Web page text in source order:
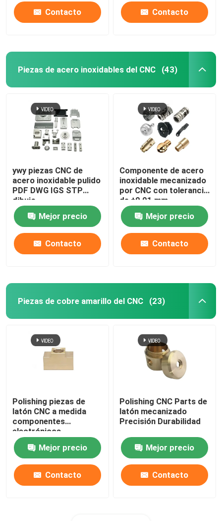
Contacto Contacto
Piezas de acero inoxidables del CNC (43)
ywy piezas CNC de
acero inoxidable pulido
PDF DWG IGS STP
dibujo
Mejor precio
Contacto
Componente de acero
inoxidable mecanizado
por CNC con tolerancia
de ±0,01 mm
Mejor precio
Contacto
Piezas de cobre amarillo del CNC (23)
Polishing piezas de
latón CNC a medida
componentes
electrónicos
Mejor precio
Contacto
Polishing CNC Parts de
latón mecanizado
Precisión Durabilidad
Mejor precio
Contacto